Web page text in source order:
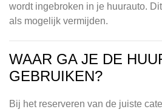
wordt ingebroken in je huurauto.
als mogelijk vermijden.
WAAR GA JE DE
GEBRUIKEN?
Bij het reserveren van de juiste